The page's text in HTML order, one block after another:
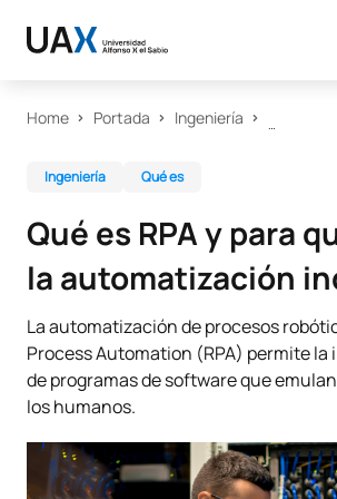
Home Portada Ingeniería
Ingeniería Qué es
Qué es RPA y para
la automatización
La automatización de procesos
Process Automation (RPA) permite
de programas de software que
los humanos.